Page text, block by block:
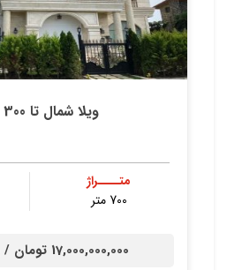
ویلا شمال تا 300 میلیون
متــــراژ
700 متر
17,000,000,000 تومان /